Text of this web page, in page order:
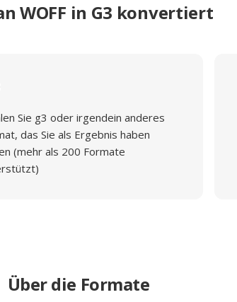
WOFF in G3 konvertiert
Sie g3 oder irgendein anderes
das Sie als Ergebnis haben
(mehr als 200 Formate
Über die Formate